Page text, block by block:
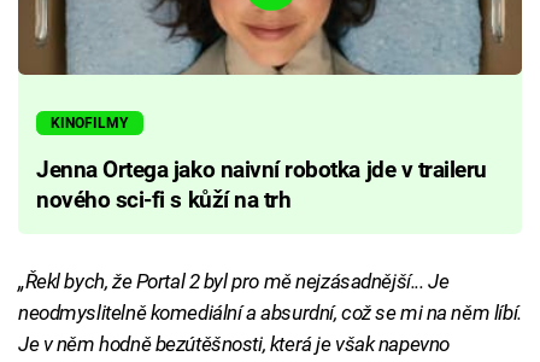
KINOFILMY
Jenna Ortega jako naivní robotka jde v traileru
nového sci-fi s kůží na trh
„Řekl bych, že Portal 2 byl pro mě nejzásadnější... Je
neodmyslitelně komediální a absurdní, což se mi na něm líbí.
Je v něm hodně bezútěšnosti, která je však napevno